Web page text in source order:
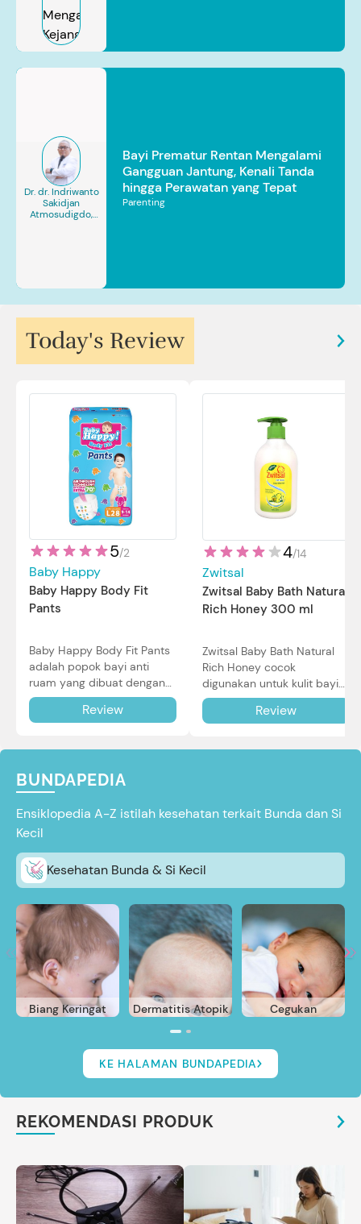
Dr. dr. Indriwanto
Sakidjan
Atmosudigdo,
Bayi Prematur Rentan Mengalami
Gangguan Jantung, Kenali Tanda
hingga Perawatan yang Tepat
Parenting
Today's Review
5/2
Baby Happy
Baby Happy Body Fit
Pants
Baby Happy Body Fit Pants
adalah popok bayi anti
ruam yang dibuat dengan
teknologi Air Through
Technology.Review
4/14
Zwitsal
Zwitsal Baby Bath Natural
Rich Honey 300 ml
Zwitsal Baby Bath Natural
Rich Honey cocok
digunakan untuk kulit bayi
baru lahir bahkan kulit
sensitif sekalipun. Simak
Review
BUNDAPEDIA
Ensiklopedia A-Z istilah kesehatan terkait Bunda dan Si
Kecil
Kesehatan Bunda & Si Kecil
Biang Keringat Dermatitis Atopik Cegukan
KE HALAMAN BUNDAPEDIA
REKOMENDASI PRODUK